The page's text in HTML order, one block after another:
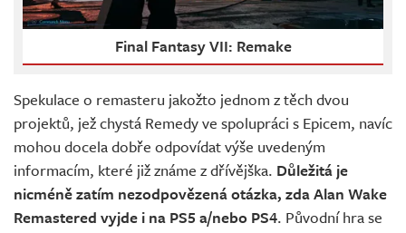
Final Fantasy VII: Remake
Spekulace o remasteru jakožto jednom z těch dvou
projektů, jež chystá Remedy ve spolupráci s Epicem, navíc
mohou docela dobře odpovídat výše uvedeným
informacím, které již známe z dřívějška. Důležitá je
nicméně zatím nezodpovězená otázka, zda Alan Wake
Remastered vyjde i na PS5 a/nebo PS4. Původní hra se